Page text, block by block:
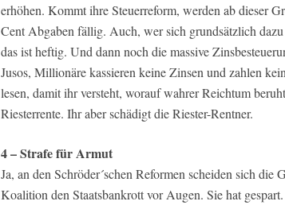
erhöhen. Kommt ihre Steuerreform, werden ab dieser
Cent Abgaben fällig. Auch, wer sich grundsätzlich
das ist heftig. Und dann noch die massive
Jusos, Millionäre kassieren keine Zinsen und zahlen
lesen, damit ihr versteht, worauf wahrer Reichtum
Riesterrente. Ihr aber schädigt die Riester-Rentner.
4 – Strafe für Armut
Ja, an den Schröder´schen Reformen scheiden sich die
Koalition den Staatsbankrott vor Augen. Sie hat